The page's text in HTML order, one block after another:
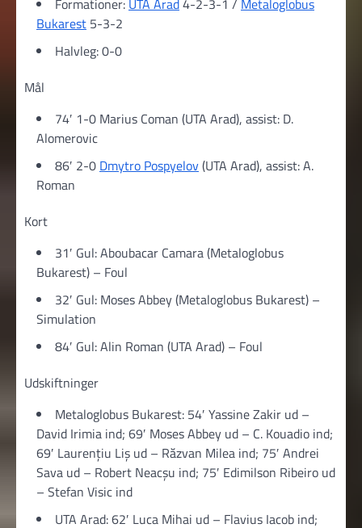
Formationer: UTA Arad4-2-3-1 / Metaloglobus
Bukarest 5-3-2
Halvleg: 0-0
Mål
74′ 1-0 Marius Coman (UTA Arad), assist: D.
Alomerovic
86′ 2-0 Dmytro Pospyelov(UTA Arad), assist: A.
Roman
Kort
31′ Gul: Aboubacar Camara (Metaloglobus
Bukarest) – Foul
32′ Gul: Moses Abbey (Metaloglobus Bukarest) –
Simulation
84′ Gul: Alin Roman (UTA Arad) – Foul
Udskiftninger
Metaloglobus Bukarest: 54′ Yassine Zakir ud –
David Irimia ind; 69′ Moses Abbey ud – C. Kouadio ind;
69′ Laurențiu Liș ud – Răzvan Milea ind; 75′ Andrei
Sava ud – Robert Neacşu ind; 75′ Edimilson Ribeiro ud
– Stefan Visic ind
UTA Arad: 62′ Luca Mihai ud – Flavius Iacob ind;